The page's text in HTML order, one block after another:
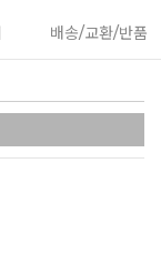
배송/교환/반품